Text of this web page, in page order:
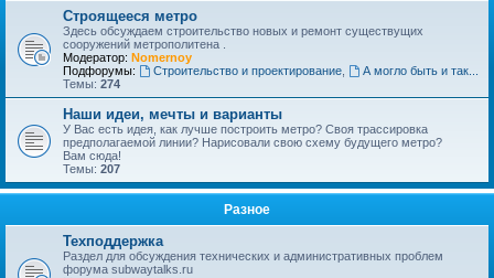
Строящееся метро
Здесь обсуждаем строительство новых и ремонт существущих
сооружений метрополитена .
Модератор: Nomernoy
Подфорумы:
Строительство и проектирование,
А могло быть и так...
Темы: 274
Наши идеи, мечты и варианты
У Вас есть идея, как лучше построить метро? Своя трассировка
предполагаемой линии? Нарисовали свою схему будущего метро?
Вам сюда!
Темы: 207
Разное
Техподдержка
Раздел для обсуждения технических и административных проблем
форума subwaytalks.ru